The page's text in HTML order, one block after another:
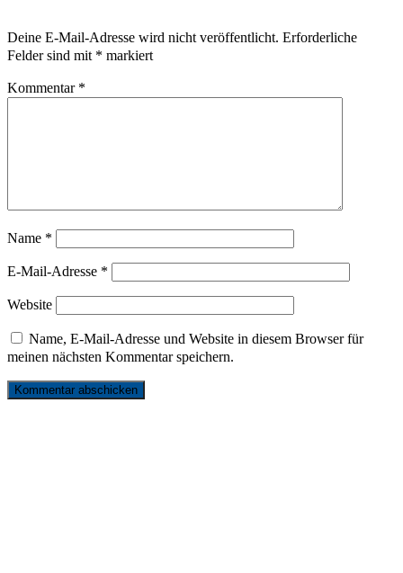
Deine E-Mail-Adresse wird nicht veröffentlicht. Erforderliche
Felder sind mit * markiert
Kommentar *
Name *
E-Mail-Adresse *
Website
Name, E-Mail-Adresse und Website in diesem Browser für
meinen nächsten Kommentar speichern.